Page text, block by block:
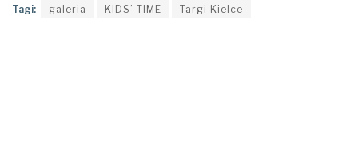
Tagi: galeria KIDS’ TIME Targi Kielce